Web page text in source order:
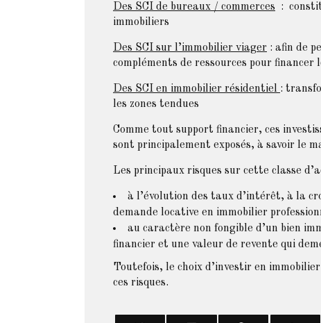
Des SCI de bureaux / commerces :
immobiliers
Des SCI sur l’immobilier viager : afin de
compléments de ressources pour
Des SCI en immobilier résidentiel :
les zones tendues
Comme tout support financier, ces
sont principalement exposés, à savoir le
Les principaux risques sur cette classe
à l’évolution des taux d’intérêt, à la
demande locative en immobilier
au caractère non fongible d’un bien
financier et une valeur de revente qui
Toutefois, le choix d’investir en
ces risques.